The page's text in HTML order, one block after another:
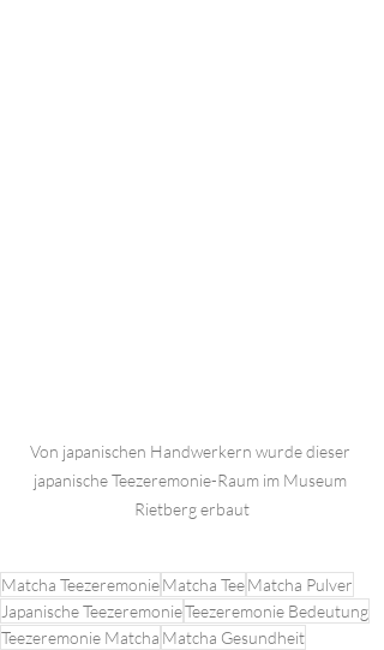
Von japanischen Handwerkern wurde dieser
japanische Teezeremonie-Raum im Museum
Rietberg erbaut
Matcha TeezeremonieMatcha TeeMatcha Pulver
Japanische TeezeremonieTeezeremonie Bedeutung
Teezeremonie Matcha Matcha Gesundheit